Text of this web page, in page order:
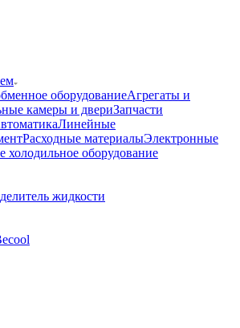
оборудованиеАгрегаты и
камеры и двериЗапчасти
Линейные
Расходные материалыЭлектронные
холодильное оборудование
жидкости